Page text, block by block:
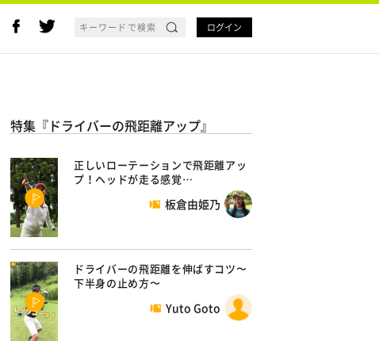
ログイン
特集『ドライバーの飛距離アップ』
正しいローテーションで飛距離アッ
プ！ヘッドが走る感覚…
板倉由姫乃
ドライバーの飛距離を伸ばすコツ〜
下半身の止め方〜
Yuto Goto